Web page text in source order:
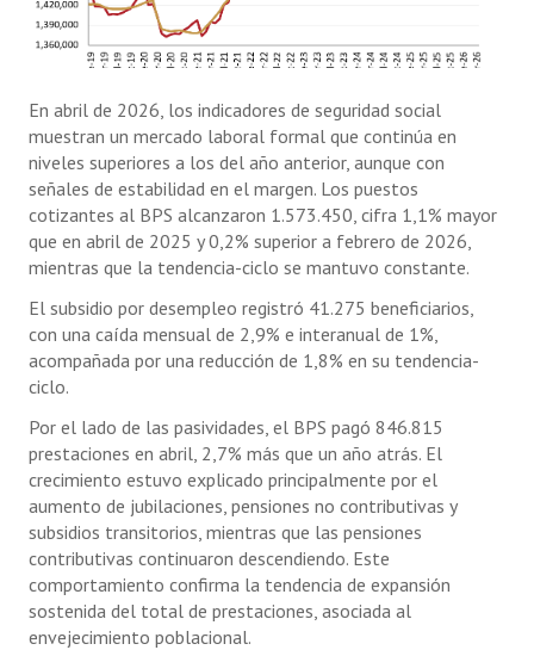
En abril de 2026, los indicadores de seguridad social
muestran un mercado laboral formal que continúa en
niveles superiores a los del año anterior, aunque con
señales de estabilidad en el margen. Los puestos
cotizantes al BPS alcanzaron 1.573.450, cifra 1,1% mayor
que en abril de 2025 y 0,2% superior a febrero de 2026,
mientras que la tendencia-ciclo se mantuvo constante.
El subsidio por desempleo registró 41.275 beneficiarios,
con una caída mensual de 2,9% e interanual de 1%,
acompañada por una reducción de 1,8% en su tendencia-
ciclo.
Por el lado de las pasividades, el BPS pagó 846.815
prestaciones en abril, 2,7% más que un año atrás. El
crecimiento estuvo explicado principalmente por el
aumento de jubilaciones, pensiones no contributivas y
subsidios transitorios, mientras que las pensiones
contributivas continuaron descendiendo. Este
comportamiento confirma la tendencia de expansión
sostenida del total de prestaciones, asociada al
envejecimiento poblacional.